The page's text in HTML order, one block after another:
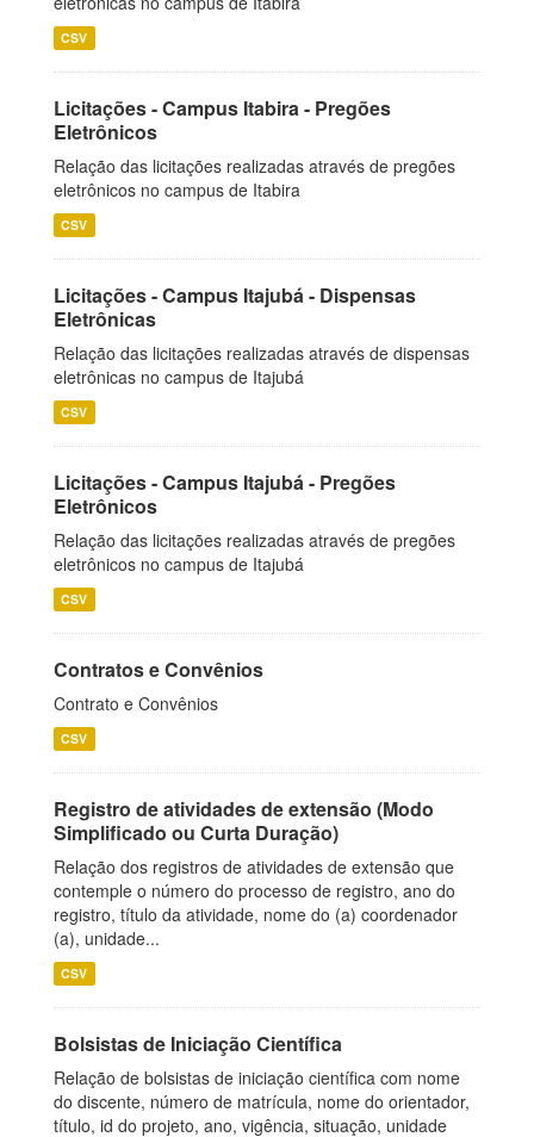
CSV
Licitações - Campus Itabira - Pregões
Eletrônicos
Relação das licitações realizadas através de pregões
eletrônicos no campus de Itabira
CSV
Licitações - Campus Itajubá - Dispensas
Eletrônicas
Relação das licitações realizadas através de dispensas
eletrônicas no campus de Itajubá
CSV
Licitações - Campus Itajubá - Pregões
Eletrônicos
Relação das licitações realizadas através de pregões
eletrônicos no campus de Itajubá
CSV
Contratos e Convênios
Contrato e Convênios
CSV
Registro de atividades de extensão (Modo
Simplificado ou Curta Duração)
Relação dos registros de atividades de extensão que
contemple o número do processo de registro, ano do
registro, título da atividade, nome do (a) coordenador
(a), unidade...
CSV
Bolsistas de Iniciação Científica
Relação de bolsistas de iniciação científica com nome
do discente, número de matrícula, nome do orientador,
título, id do projeto, ano, vigência, situação, unidade